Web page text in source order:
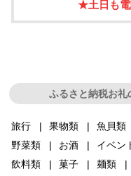
★土日も電
ふるさと納税お礼
旅行 果物類 魚貝類
野菜類
お酒 イベン
飲料類
菓子 麺類